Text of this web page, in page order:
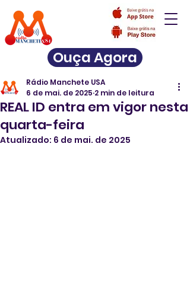
Ouça Agora
REAL ID entra em vigor nesta
quarta-feira
Rádio Manchete USA
6 de mai. de 2025 2 min de leitura
Atualizado: 6 de mai. de 2025